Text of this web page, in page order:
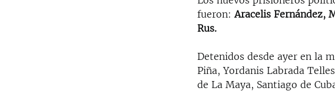
fueron:Aracelis Fernández,
Rus.
Detenidos desde ayer en la
Piña, Yordanis Labrada
de La Maya, Santiago de